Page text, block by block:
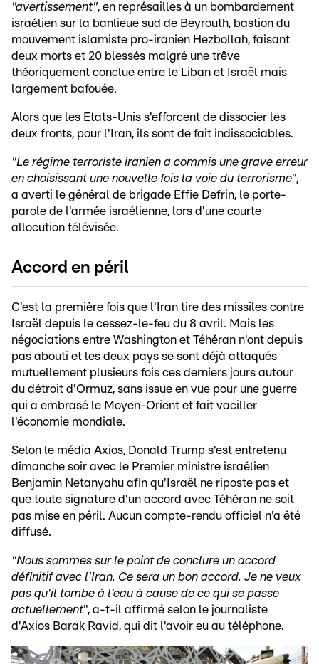
"avertissement", en représailles à un bombardement
israélien sur la banlieue sud de Beyrouth, bastion du
mouvement islamiste pro-iranien Hezbollah, faisant
deux morts et 20 blessés malgré une trêve
théoriquement conclue entre le Liban et Israël mais
largement bafouée.
Alors que les Etats-Unis s'efforcent de dissocier les
deux fronts, pour l'Iran, ils sont de fait indissociables.
"Le régime terroriste iranien a commis une grave erreur
en choisissant une nouvelle fois la voie du terrorisme",
a averti le général de brigade Effie Defrin, le porte-
parole de l'armée israélienne, lors d'une courte
allocution télévisée.
Accord en péril
C'est la première fois que l'Iran tire des missiles contre
Israël depuis le cessez-le-feu du 8 avril. Mais les
négociations entre Washington et Téhéran n'ont depuis
pas abouti et les deux pays se sont déjà attaqués
mutuellement plusieurs fois ces derniers jours autour
du détroit d'Ormuz, sans issue en vue pour une guerre
qui a embrasé le Moyen-Orient et fait vaciller
l'économie mondiale.
Selon le média Axios, Donald Trump s'est entretenu
dimanche soir avec le Premier ministre israélien
Benjamin Netanyahu afin qu'Israël ne riposte pas et
que toute signature d'un accord avec Téhéran ne soit
pas mise en péril. Aucun compte-rendu officiel n'a été
diffusé.
"Nous sommes sur le point de conclure un accord
définitif avec l'Iran. Ce sera un bon accord. Je ne veux
pas qu'il tombe à l'eau à cause de ce qui se passe
actuellement", a-t-il affirmé selon le journaliste
d'Axios Barak Ravid, qui dit l'avoir eu au téléphone.